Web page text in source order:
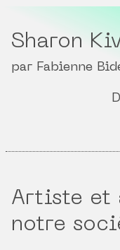
Sharon
par Fabienne
Artiste et
notre